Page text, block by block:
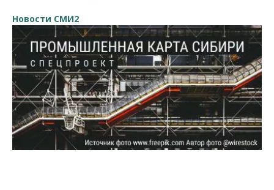
Новости СМИ2